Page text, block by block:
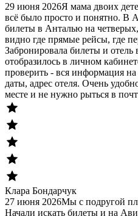
29 июня 2026Я мама двоих
всё было просто и понятно. В
билеты в Анталью на
видно где прямые рейсы, где
Забронировала билеты и отель
отобразилось в личном
проверить - вся информация
даты, адрес отеля. Очень
месте и не нужно рыться в
Клара Бондарчук
27 июня 2026Мы с подругой
Начали искать билеты и на